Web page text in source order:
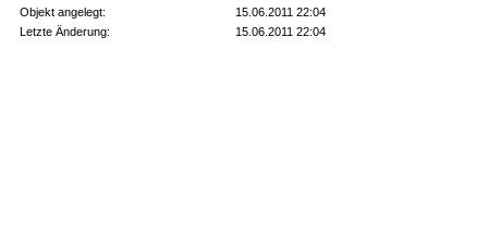
Objekt angelegt:
15.06.2011 22:04
Letzte Änderung:
15.06.2011 22:04